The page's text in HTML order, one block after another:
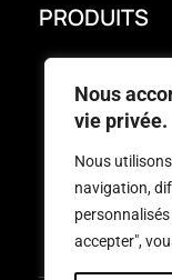
Nous
vie privée.
Nous
navigation,
accepter",
PRODUITS
NOUVEAUX
CINEPROPS